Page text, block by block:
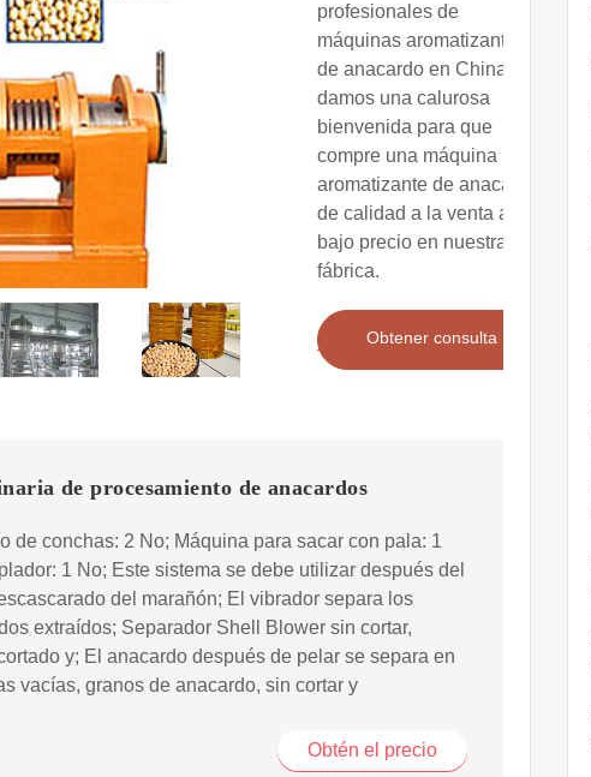
profesionales de
máquinas aromatizantes
de anacardo en China, le
damos una calurosa
bienvenida para que
compre una máquina
aromatizante de anacardo
de calidad a la venta a
bajo precio en nuestra
fábrica.
Obtener consulta
de procesamiento de anacardos
de conchas: 2 No; Máquina para sacar con pala: 1
1 No; Este sistema se debe utilizar después del
del marañón; El vibrador separa los
extraídos; Separador Shell Blower sin cortar,
y; El anacardo después de pelar se separa en
vacías, granos de anacardo, sin cortar y
Obtén el precio